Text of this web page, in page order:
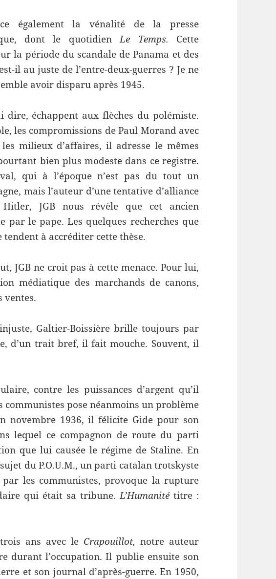
également la vénalité de la presse
dont le quotidienLe Temps. Cette
la période du scandale de Panama et des
il au juste de l’entre-deux-guerres ? Je ne
avoir disparu après 1945.
dire, échappent aux flèches du polémiste.
les compromissions de Paul Morand avec
milieux d’affaires, il adresse le mêmes
bien plus modeste dans ce registre.
qui à l’époque n’est pas du tout un
mais l’auteur d’une tentative d’alliance
JGB nous révèle que cet ancien
par le pape. Les quelques recherches que
tendent à accréditer cette thèse.
JGB ne croit pas à cette menace. Pour lui,
médiatique des marchands de canons,
ventes.
Galtier-Boissière brille toujours par
d’un trait bref, il fait mouche. Souvent, il
contre les puissances d’argent qu’il
communistes pose néanmoins un problème
novembre 1936, il félicite Gide pour son
lequel ce compagnon de route du parti
que lui causée le régime de Staline. En
du P.O.U.M., un parti catalan trotskyste
par les communistes, provoque la rupture
qui était sa tribune.L’Humanité titre :
ans avec le Crapouillot, notre auteur
durant l’occupation. Il publie ensuite son
et son journal d’après-guerre. En 1950,